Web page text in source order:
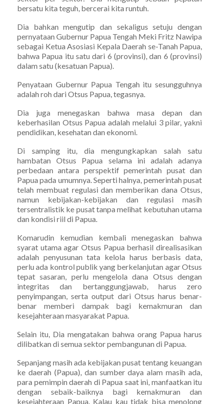
bersatu kita teguh, bercerai kita runtuh.
Dia bahkan mengutip dan sekaligus setuju dengan
pernyataan Gubernur Papua Tengah Meki Fritz Nawipa
sebagai Ketua Asosiasi Kepala Daerah se-Tanah Papua,
bahwa Papua itu satu dari 6 (provinsi), dan 6 (provinsi)
dalam satu (kesatuan Papua).
Penyataan Gubernur Papua Tengah itu sesungguhnya
adalah roh dari Otsus Papua, tegasnya.
Dia juga menegaskan bahwa masa depan dan
keberhasilan Otsus Papua adalah melalui 3 pilar, yakni
pendidikan, kesehatan dan ekonomi.
Di samping itu, dia mengungkapkan salah satu
hambatan Otsus Papua selama ini adalah adanya
perbedaan antara perspektif pemerintah pusat dan
Papua pada umumnya. Seperti halnya, pemerintah pusat
telah membuat regulasi dan memberikan dana Otsus,
namun kebijakan-kebijakan dan regulasi masih
tersentralistik ke pusat tanpa melihat kebutuhan utama
dan kondisi riil di Papua.
Komarudin kemudian kembali menegaskan bahwa
syarat utama agar Otsus Papua berhasil direalisasikan
adalah penyusunan tata kelola harus berbasis data,
perlu ada kontrol publik yang berkelanjutan agar Otsus
tepat sasaran, perlu mengelola dana Otsus dengan
integritas dan bertanggungjawab, harus zero
penyimpangan, serta output dari Otsus harus benar-
benar memberi dampak bagi kemakmuran dan
kesejahteraan masyarakat Papua.
Selain itu, Dia mengatakan bahwa orang Papua harus
dilibatkan di semua sektor pembangunan di Papua.
Sepanjang masih ada kebijakan pusat tentang keuangan
ke daerah (Papua), dan sumber daya alam masih ada,
para pemimpin daerah di Papua saat ini, manfaatkan itu
dengan sebaik-baiknya bagi kemakmuran dan
kesejahteraan Papua. Kalau kau tidak bisa menolong